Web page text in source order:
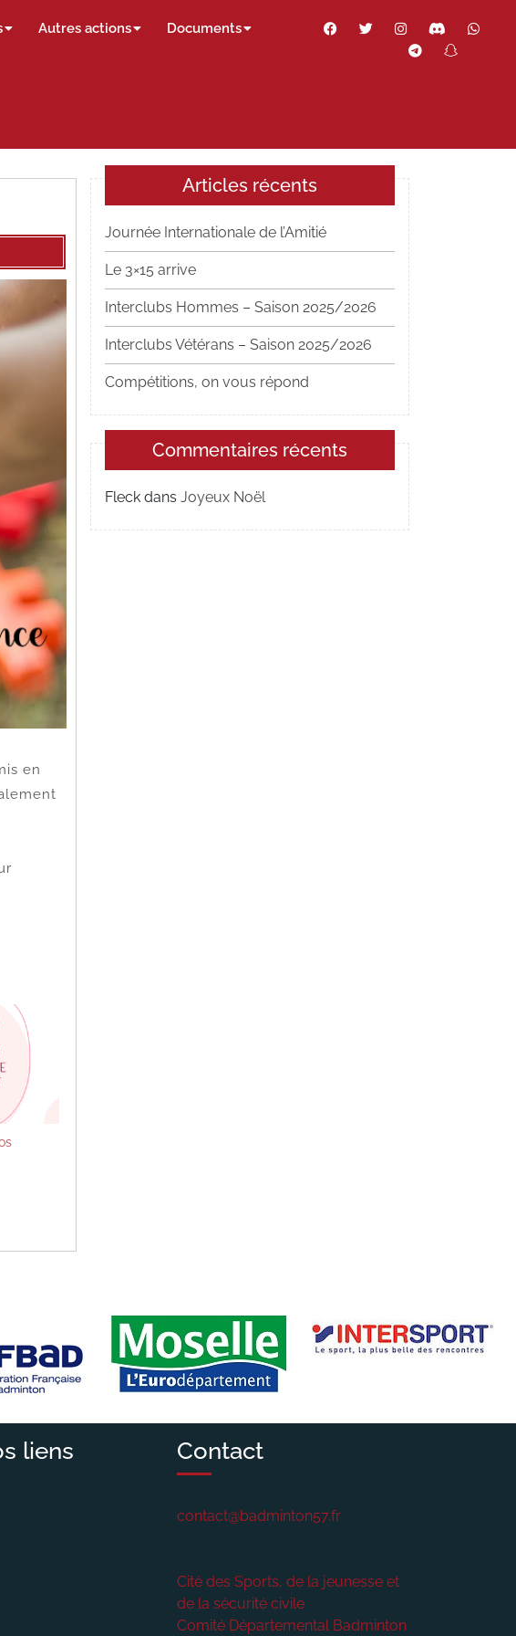
Autres actions Documents Facebook
Twitter InstagramDiscord
Telegram
en
Articles récents
Journée Internationale de l’Amitié
Le 3×15 arrive
Interclubs Hommes – Saison 2025/2026
Interclubs Vétérans – Saison 2025/2026
Compétitions, on vous répond
Commentaires récents
Fleck dans Joyeux Noël
liens Contact
contact@badminton57.fr
Cité des Sports, de la jeunesse et
de la sécurité civile
Comité Départemental Badminton